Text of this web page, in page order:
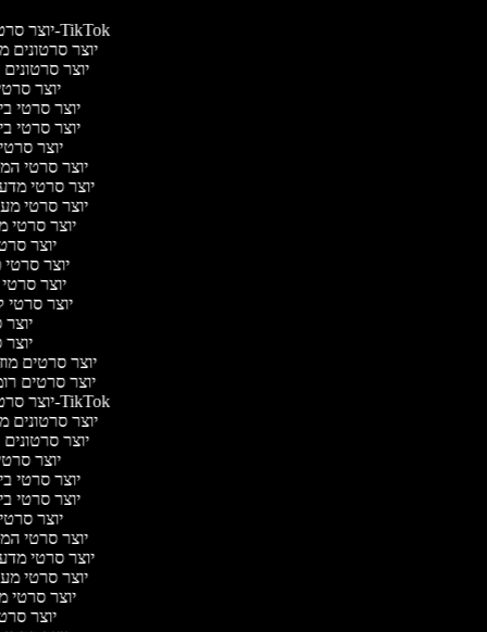
יוצר סרטונים ל-TikTok
יוצר סרטונים
יוצר סרטונים
יוצר
יוצר סרטי
יוצר סרטי
יוצר
יוצר סרטי
יוצר סרטי מדע
יוצר סרטי
יוצר סרטי
יוצר
יוצר סרטי
יוצר סרטי
יוצר סרטי
יוצר
יוצר
יוצר סרטים
יוצר סרטים
יוצר סרטונים ל-TikTok
יוצר סרטונים
יוצר סרטונים
יוצר
יוצר סרטי
יוצר סרטי
יוצר
יוצר סרטי
יוצר סרטי מדע
יוצר סרטי
יוצר סרטי
יוצר